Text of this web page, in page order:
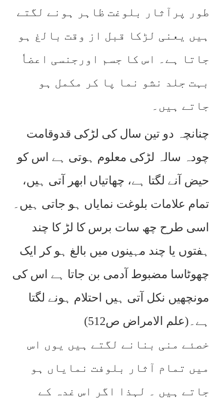
طور پرآثار بلوغت ظاہر ہونے لگتے
ہیں یعنی لڑکا قبل از وقت بالغ ہو
جاتا ہے۔ اس کا جسم اورجنسی اعضاٗ
بہت جلد نشو نما پا کر مکمل ہو
جاتے ہیں۔
چنانچہ دو تین سال کی لڑکی قدوقامت
چودہ سالہ لڑکی معلوم ہوتی ہے اس کو
حیض آنے لگتا ہے، چھاتیاں ابھر آتی ہیں،
تمام علامات بلوغت نمایاں ہو جاتی ہیں۔
اسی طرح چھ سات برس کا لڑ کا چند
ہفتوں یا چند مہینوں میں بالغ ہو کر ایک
چھوٹاسا مضبوط آدمی بن جاتا ہے اس کی
مونچھیں نکل آتی ہیں احتلام ہونے لگتا
ہے۔(علم الامراض ص512)
خصئے منی بنانے لگتے ہیں یوں اس
میں تمام آثار بلوفت نمایاں ہو
جاتے ہیں ۔ لہذا اگر اس غدہ کے